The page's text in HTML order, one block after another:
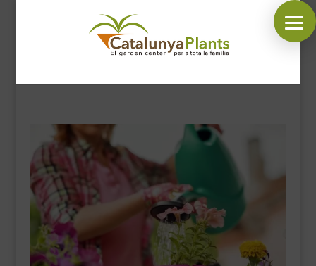
SÍGUENOS EN:
PLANTAS
COMPLEMENTOS JARDÍN
MASCOTAS
DECORACIÓN
HORARIO GARDEN